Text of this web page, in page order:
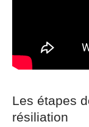
Les étapes
résiliation